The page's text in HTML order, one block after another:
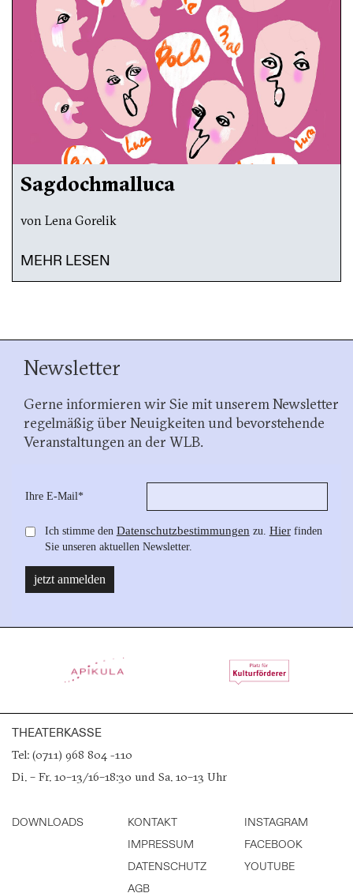
Sagdochmalluca
von Lena Gorelik
MEHR LESEN
Newsletter
Gerne informieren wir Sie mit unserem Newsletter
regelmäßig über Neuigkeiten und bevorstehende
Veranstaltungen an der WLB.
THEATERKASSE
Tel: (0711) 968 804 -110
Di. – Fr. 10–13/16–18:30 und Sa. 10–13 Uhr
DOWNLOADS
KONTAKT
IMPRESSUM
DATENSCHUTZ
AGB
INSTAGRAM
FACEBOOK
YOUTUBE